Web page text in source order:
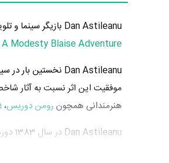
Dan Astileanu بازیگر سینما و تلویزیون است. از مهم‌ترین آثار Dan Astileanu می‌توان به بازیگری در
Modesty Blaise Adventure
Dan Astileanu نخستین بار در سینما حضور یافته و سال 1376 در
موفقیت این اثر نسبت به آثار
هنرمندانی همچون رومن دوریس،